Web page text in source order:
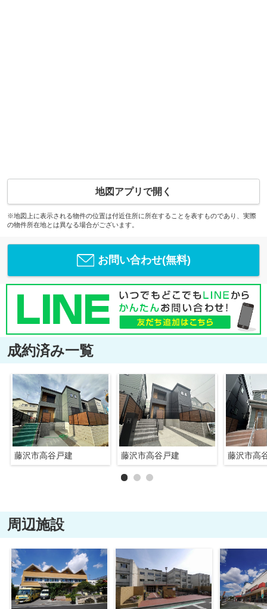
地図アプリで開く
※地図上に表示される物件の位置は付近住所に所在することを表すものであり、実際
の物件所在地とは異なる場合がございます。
お問い合わせ(無料)
成約済み一覧
藤沢市高谷戸建 藤沢市高谷戸建 藤沢市高
周辺施設